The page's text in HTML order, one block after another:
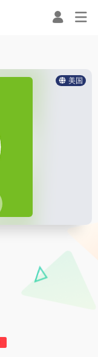
美国